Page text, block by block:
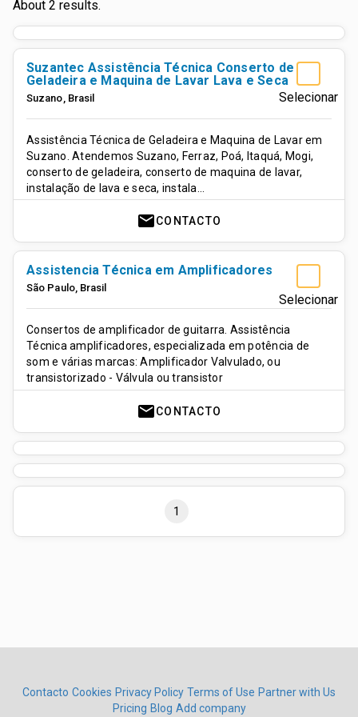
About 2 results.
Selecionar
Suzantec Assistência Técnica Conserto de
Geladeira e Maquina de Lavar Lava e Seca
Suzano Brasil
Assistência Técnica de Geladeira e Maquina de Lavar em
Suzano. Atendemos Suzano, Ferraz, Poá, Itaquá, Mogi,
conserto de geladeira, conserto de maquina de lavar,
instalação de lava e seca, instala…
mailCONTACTO
Selecionar
Assistencia Técnica em Amplificadores
São Paulo, Brasil
Consertos de amplificador de guitarra. Assistência
Técnica amplificadores, especializada em potência de
som e várias marcas: Amplificador Valvulado, ou
transistorizado - Válvula ou transistor
mailCONTACTO
1
Contacto Cookies Privacy Policy Terms of Use Partner with Us
Pricing Blog Add company